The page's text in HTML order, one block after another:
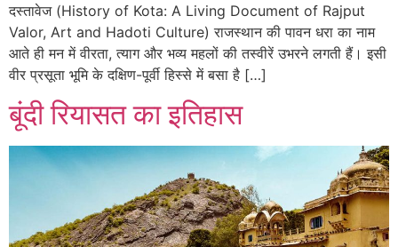
दस्तावेज (History of Kota: A Living Document of Rajput
Valor, Art and Hadoti Culture) राजस्थान की पावन धरा का नाम
आते ही मन में वीरता, त्याग और भव्य महलों की तस्वीरें उभरने लगती हैं। इसी
वीर प्रसूता भूमि के दक्षिण-पूर्वी हिस्से में बसा है […]
बूंदी रियासत का इतिहास